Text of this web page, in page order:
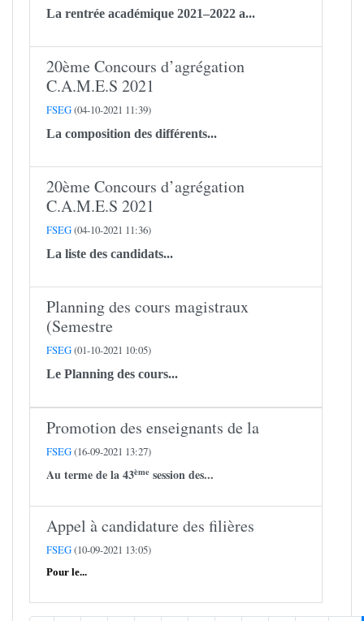
La rentrée académique 2021–2022 a...
20ème Concours d’agrégation
C.A.M.E.S 2021
FSEG(04-10-2021 11:39)
La composition des différents...
20ème Concours d’agrégation
C.A.M.E.S 2021
FSEG(04-10-2021 11:36)
La liste des candidats...
Planning des cours magistraux
(Semestre
FSEG(01-10-2021 10:05)
Le Planning des cours...
Promotion des enseignants de la
FSEG(16-09-2021 13:27)
Au terme de la 43ème session des...
Appel à candidature des filières
FSEG(10-09-2021 13:05)
Pour le...